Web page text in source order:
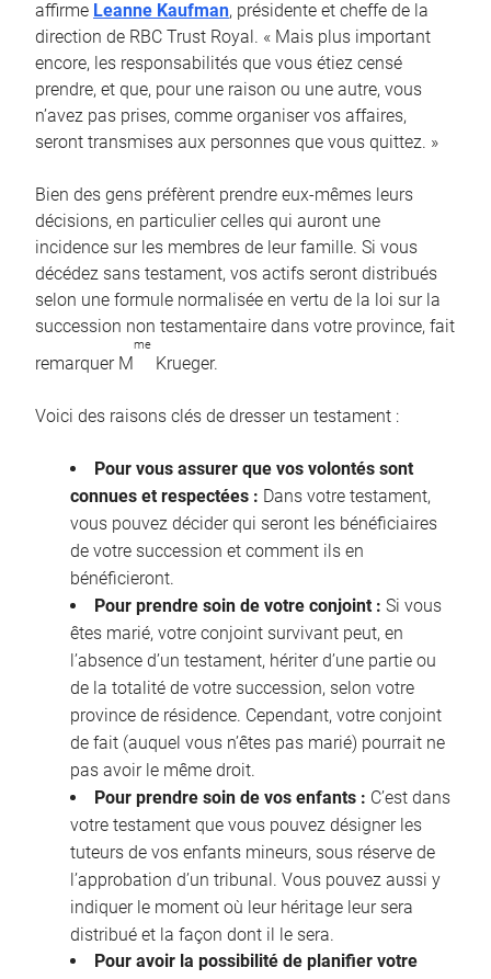
affirme Leanne Kaufman, présidente et cheffe de la
direction de RBC Trust Royal. « Mais plus important
encore, les responsabilités que vous étiez censé
prendre, et que, pour une raison ou une autre, vous
n’avez pas prises, comme organiser vos affaires,
seront transmises aux personnes que vous quittez. »
Bien des gens préfèrent prendre eux-mêmes leurs
décisions, en particulier celles qui auront une
incidence sur les membres de leur famille. Si vous
décédez sans testament, vos actifs seront distribués
selon une formule normalisée en vertu de la loi sur la
succession non testamentaire dans votre province, fait
remarquer M
me
Krueger.
Voici des raisons clés de dresser un testament :
Pour vous assurer que vos volontés sont
connues et respectées : Dans votre testament,
vous pouvez décider qui seront les bénéficiaires
de votre succession et comment ils en
bénéficieront.
Pour prendre soin de votre conjoint : Si vous
êtes marié, votre conjoint survivant peut, en
l’absence d’un testament, hériter d’une partie ou
de la totalité de votre succession, selon votre
province de résidence. Cependant, votre conjoint
de fait (auquel vous n’êtes pas marié) pourrait ne
pas avoir le même droit.
Pour prendre soin de vos enfants : C’est dans
votre testament que vous pouvez désigner les
tuteurs de vos enfants mineurs, sous réserve de
l’approbation d’un tribunal. Vous pouvez aussi y
indiquer le moment où leur héritage leur sera
distribué et la façon dont il le sera.
Pour avoir la possibilité de planifier votre